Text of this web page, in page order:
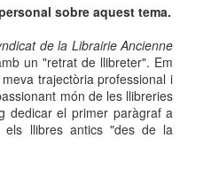
sobre aquest tema.
de la Librairie Ancienne
un "retrat de llibreter". Em
trajectòria professional i
món de les llibreries
dedicar el primer paràgraf a
llibres antics "des de la